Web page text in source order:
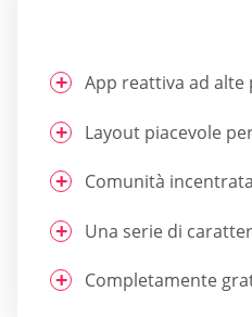
App reattiva ad alte
Layout piacevole
Comunità
Una serie di
Completamente